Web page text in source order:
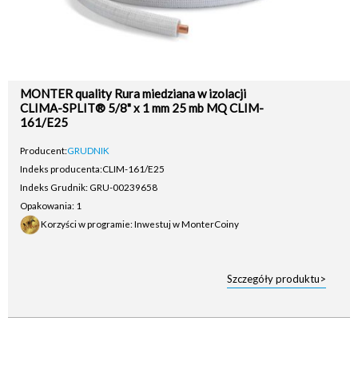
MONTER quality Rura miedziana w izolacji
CLIMA-SPLIT® 5/8" x 1 mm 25 mb MQ CLIM-
161/E25
Producent:GRUDNIK
Indeks producenta:CLIM-161/E25
Indeks Grudnik: GRU-00239658
Opakowania: 1
Korzyści w programie: Inwestuj w MonterCoiny
Szczegóły produktu>